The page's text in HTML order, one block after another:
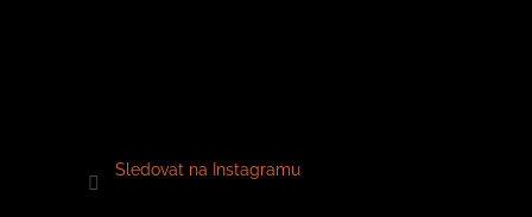
Sledovat na Instagramu